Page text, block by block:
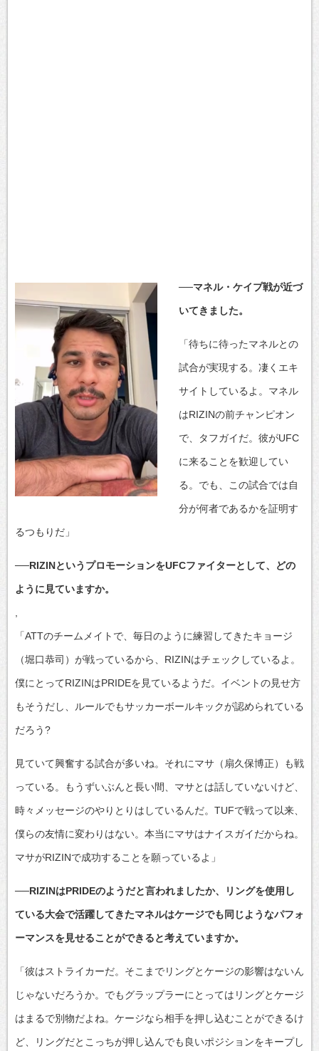
──マネル・ケイプ戦が近づ
いてきました。
「待ちに待ったマネルとの
試合が実現する。凄くエキ
サイトしているよ。マネル
はRIZINの前チャンピオン
で、タフガイだ。彼がUFC
に来ることを歓迎してい
る。でも、この試合では自
分が何者であるかを証明す
るつもりだ」
──RIZINというプロモーションをUFCファイターとして、どの
ように見ていますか。
「ATTのチームメイトで、毎日のように練習してきたキョージ
（堀口恭司）が戦っているから、RIZINはチェックしているよ。
僕にとってRIZINはPRIDEを見ているようだ。イベントの見せ方
もそうだし、ルールでもサッカーボールキックが認められている
だろう?
見ていて興奮する試合が多いね。それにマサ（扇久保博正）も戦
っている。もうずいぶんと長い間、マサとは話していないけど、
時々メッセージのやりとりはしているんだ。TUFで戦って以来、
僕らの友情に変わりはない。本当にマサはナイスガイだからね。
マサがRIZINで成功することを願っているよ」
──RIZINはPRIDEのようだと言われましたか、リングを使用し
ている大会で活躍してきたマネルはケージでも同じようなパフォ
ーマンスを見せることができると考えていますか。
「彼はストライカーだ。そこまでリングとケージの影響はないん
じゃないだろうか。でもグラップラーにとってはリングとケージ
はまるで別物だよね。ケージなら相手を押し込むことができるけ
ど、リングだとこっちが押し込んでも良いポジションをキープし